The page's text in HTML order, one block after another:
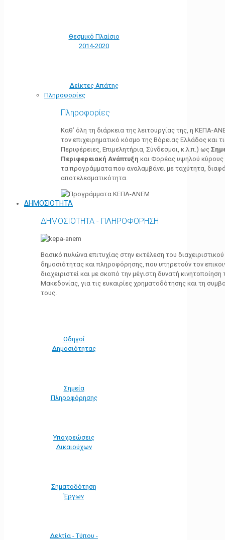
Θεσμικό Πλαίσιο
2014-2020
Δείκτες Απάτης
Πληροφορίες
Πληροφορίες
Καθ’ όλη τη διάρκεια της λειτουργίας της, η ΚΕΠΑ-
τον επιχειρηματικό κόσμο της Βόρειας Ελλάδος και
Περιφέρειες, Επιμελητήρια, Σύνδεσμοι, κ.λ.π.) ως
Περιφερειακή Ανάπτυξη και Φορέας υψηλού κύρους
τα προγράμματα που αναλαμβάνει με ταχύτητα,
αποτελεσματικότητα.
ΔΗΜΟΣΙΟΤΗΤΑ
ΔΗΜΟΣΙΟΤΗΤΑ - ΠΛΗΡΟΦΟΡΗΣΗ
Βασικό πυλώνα επιτυχίας στην εκτέλεση του
δημοσιότητας και πληροφόρησης, που υπηρετούν τον
διαχειριστεί και με σκοπό την μέγιστη δυνατή
Μακεδονίας, για τις ευκαιρίες χρηματοδότησης και τη
τους.
Οδηγοί
Δημοσιότητας
Σημεία
Πληροφόρησης
Υποχρεώσεις
Δικαιούχων
Σηματοδότηση
Έργων
Δελτία - Τύπου -